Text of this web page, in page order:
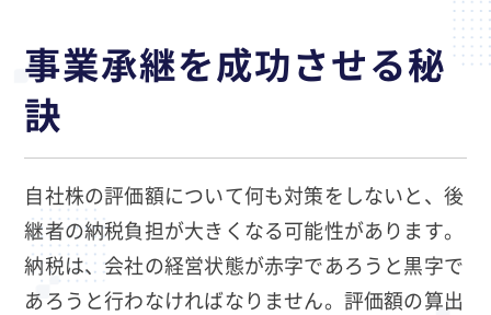
事業承継を成功させる秘
訣
自社株の評価額について何も対策をしないと、後
継者の納税負担が大きくなる可能性があります。
納税は、会社の経営状態が赤字であろうと黒字で
あろうと行わなければなりません。評価額の算出